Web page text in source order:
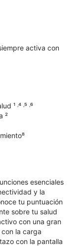
activa con
¹ ˒⁴ ˒⁵ ˒⁶
²
esenciales
y la
tu puntuación
sobre tu salud
con una gran
la carga
con la pantalla